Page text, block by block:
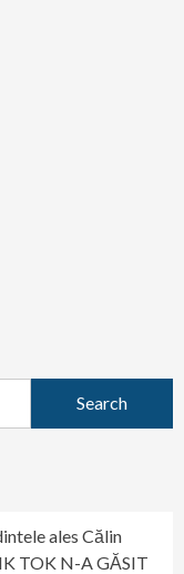
ales Călin
TOK N-A GĂSIT